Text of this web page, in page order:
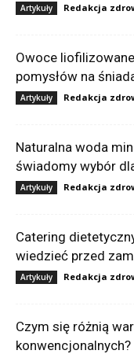
Artykuły Redakcja
Owoce
pomysłów na
Artykuły Redakcja
Naturalna woda
świadomy wybór
Artykuły Redakcja
Catering
wiedzieć przed
Artykuły Redakcja
Czym się różnią